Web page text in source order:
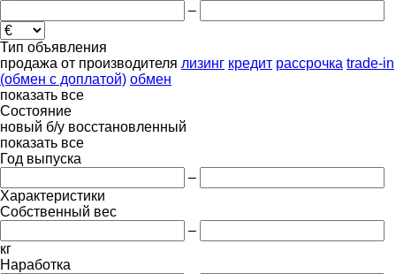
–
Тип объявления
продажа от производителя лизинг кредит рассрочка trade-in
(обмен с доплатой) обмен
показать все
Состояние
новый б/у восстановленный
показать все
Год выпуска
–
Характеристики
Собственный вес
–
кг
Наработка